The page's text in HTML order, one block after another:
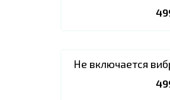
Не включается